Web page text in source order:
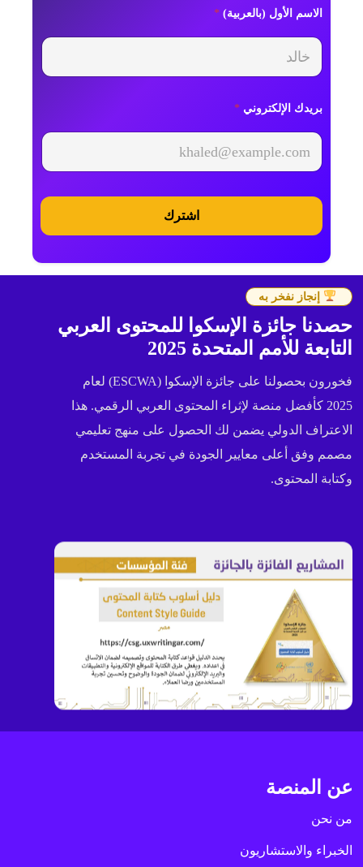
الاسم الأول (بالعربية)*
بريدك الإلكتروني*
ل
و
(
ل
ر
ي
اشترك
إنجاز نفخر به
حصدنا جائزة الإسكوا للمحتوى العربي
التابعة للأمم المتحدة 2025
فخورون بحصولنا على جائزة الإسكوا (ESCWA) لعام
2025 كأفضل منصة لإثراء المحتوى العربي الرقمي. هذا
الاعتراف الدولي يضمن لك الحصول على منهج تعليمي
مصمم وفق أعلى معايير الجودة في تجربة المستخدم
وكتابة المحتوى.
عن المنصة
من نحن
الخبراء والاستشاريون